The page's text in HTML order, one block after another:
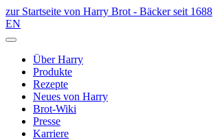
zur Startseite von Harry Brot - Bäcker seit 1688
EN
Über Harry
Produkte
Rezepte
Neues von Harry
Brot-Wiki
Presse
Karriere